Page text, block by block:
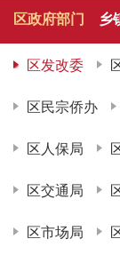
区政府部门 乡
区发改委
区民宗侨办
区人保局
区交通局
区市场局